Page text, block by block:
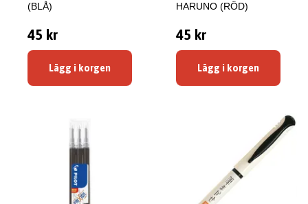
(BLÅ)
45 kr
Lägg i korgen
HARUNO (RÖD)
45 kr
Lägg i korgen